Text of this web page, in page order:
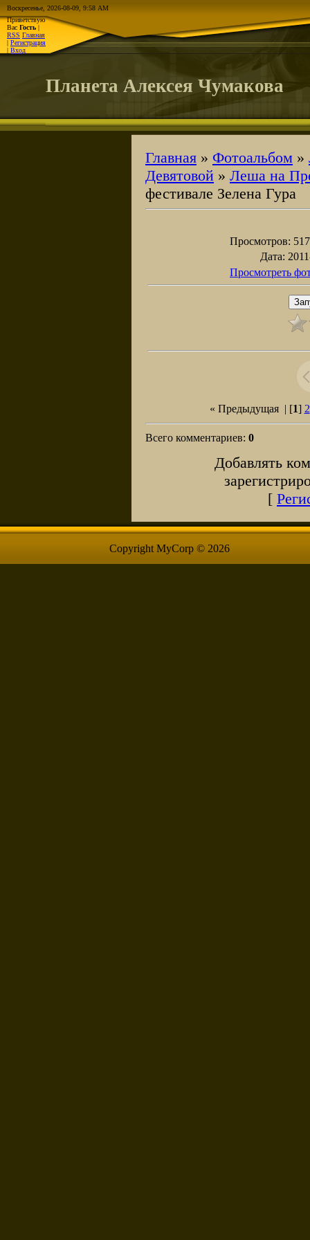
Воскресенье, 2026-08-09, 9:58 AM
Приветствую
Вас Гость |
RSS Главная
| Регистрация
| Вход
Планета Алексея Чумакова
Главная » Фотоальбом »
Девятовой » Леша на
фестивале Зелена Гура
Просмотров:
Дата:
Просмотреть
« Предыдущая| [1] 2
Всего комментариев: 0
Добавлять
[
Copyright MyCorp © 2026